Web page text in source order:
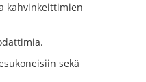
kahvinkeittimien
sekä